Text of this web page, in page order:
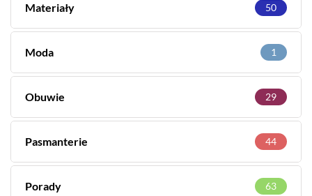
Materiały 50
Moda 1
Obuwie 29
Pasmanterie 44
Porady 63